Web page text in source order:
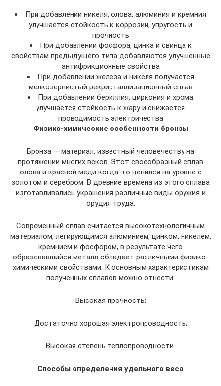
При добавлении никеля, олова, алюминия и кремния
улучшается стойкость к коррозии, упругость и
прочность
При добавлении фосфора, цинка и свинца к
свойствам предыдущего типа добавляются улучшенные
антифрикционные свойства
При добавлении железа и никеля получается
мелкозернистый рекристаллизационный сплав
При добавлении бериллия, циркония и хрома
улучшается стойкость к жару и снижается
проводимость электричества
Физико-химические особенности бронзы
Бронза — материал, известный человечеству на
протяжении многих веков. Этот своеобразный сплав
олова и красной меди когда-то ценился на уровне с
золотом и серебром. В древние времена из этого сплава
изготавливались украшения различные виды оружия и
орудия труда.
Современный сплав считается высокотехнологичным
материалом, легирующимся алюминием, цинком, никелем,
кремнием и фосфором, в результате чего
образовавшийся металл обладает различными физико-
химическими свойствами. К основным характеристикам
полученных сплавов можно отнести:
Высокая прочность;
Достаточно хорошая электропроводность;
Высокая степень теплопроводности.
Способы определения удельного веса